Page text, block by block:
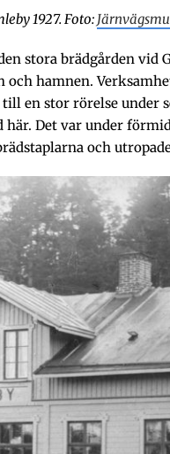
1927. Foto:
stora brädgården vid
hamnen.
en stor rörelse under
Det var under
och